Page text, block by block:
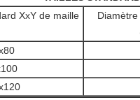
XxY de maille